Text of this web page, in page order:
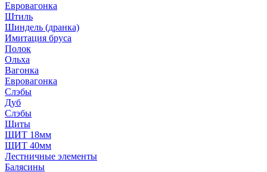
Евровагонка
Штиль
Шиндель (дранка)
Имитация бруса
Полок
Ольха
Вагонка
Евровагонка
Слэбы
Дуб
Слэбы
Щиты
ЩИТ 18мм
ЩИТ 40мм
Лестничные элементы
Балясины